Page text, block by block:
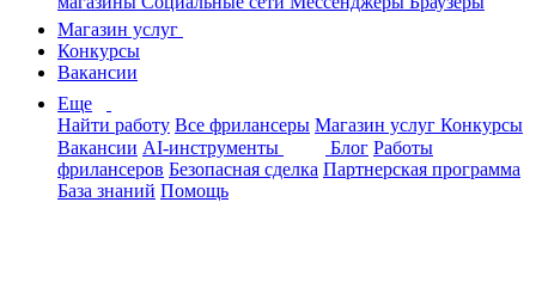
Магазин услуг
Конкурсы
Вакансии
Еще
Найти работу Все фрилансеры Магазин услуг Конкурсы
Вакансии AI-инструменты Блог Работы
фрилансеров Безопасная сделка Партнерская программа
База знаний Помощь